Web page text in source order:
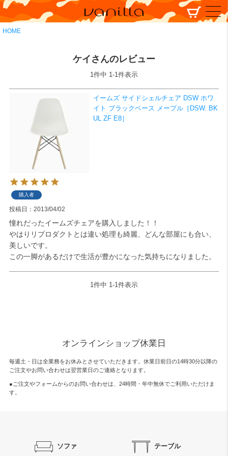
HOME
検索
ケイさんのレビュー
1件中 1-1件表示
イームズ サイドシェルチェア DSW ホワ
イト ブラックベース メープル［DSW. BK
UL ZF E8］
購入者
投稿日 2013/04/02
憧れだったイームズチェアを購入しました！！
やはりリプロダクトとは違い処理も綺麗、どんな部屋にも合い、
美しいです。
この一脚があるだけで生活が豊かになった気持ちになりました。
1 件中 1 -1 件表示
オンラインショップ休業日
毎週土・日は全業務をお休みとさせていただきます。休業日前日の14時30分以降の
ご注文やお問い合わせは翌営業日のご連絡となります。
●ご注文やフォームからのお問い合わせは、 24時間・年中無休でご利用いただけま
す。
ソファ テーブル